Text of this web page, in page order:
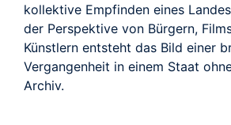
kollektive Empfinden eines
der Perspektive von Bürgern,
Künstlern entsteht das Bild einer
Vergangenheit in einem Staat
Archiv.